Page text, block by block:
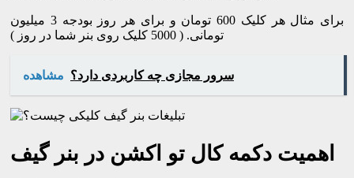
برای مثال هر کلیک 600 تومان و برای هر روز بودجه 3 میلیون
تومانی. ( 5000 کلیک روی بنر شما در روز )
مشاهده سرور مجازی چه کاربردی دارد؟
اهمیت دکمه کال تو اکشن در بنر گیف